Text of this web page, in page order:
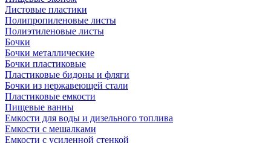
Листовые пластики
Полипропиленовые листы
Полиэтиленовые листы
Бочки
Бочки металлические
Бочки пластиковые
Пластиковые бидоны и фляги
Бочки из нержавеющей стали
Пластиковые емкости
Пищевые ванны
Емкости для воды и дизельного топлива
Емкости с мешалками
Емкости с усиленной стенкой